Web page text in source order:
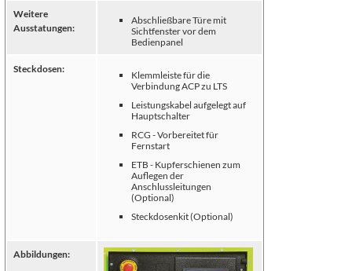
Weitere
Ausstatungen:
Abschließbare Türe mit
Sichtfenster vor dem
Bedienpanel
Steckdosen:
Klemmleiste für die
Verbindung ACP zu LTS
Leistungskabel aufgelegt auf
Hauptschalter
RCG - Vorbereitet für
Fernstart
ETB - Kupferschienen zum
Auflegen der
Anschlussleitungen
(Optional)
Steckdosenkit (Optional)
Abbildungen: